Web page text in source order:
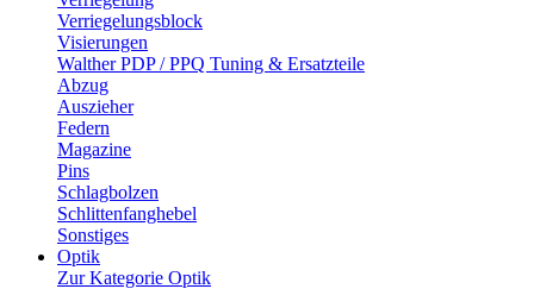
Verriegelungsblock
Visierungen
Walther PDP / PPQ Tuning & Ersatzteile
Abzug
Auszieher
Federn
Magazine
Pins
Schlagbolzen
Schlittenfanghebel
Sonstiges
Optik
Zur Kategorie Optik